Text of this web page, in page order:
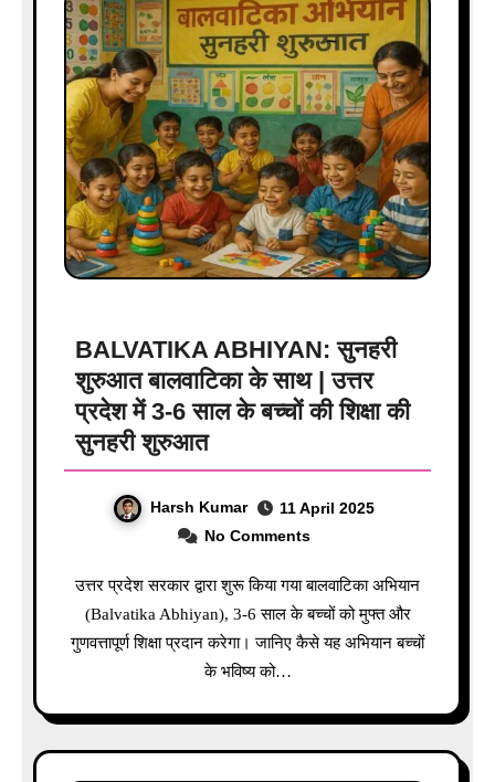
BALVATIKA ABHIYAN: सुनहरी
शुरुआत बालवाटिका के साथ | उत्तर
प्रदेश में 3-6 साल के बच्चों की शिक्षा की
सुनहरी शुरुआत
Harsh Kumar
11 April 2025
No Comments
उत्तर प्रदेश सरकार द्वारा शुरू किया गया बालवाटिका अभियान
(Balvatika Abhiyan), 3-6 साल के बच्चों को मुफ्त और
गुणवत्तापूर्ण शिक्षा प्रदान करेगा। जानिए कैसे यह अभियान बच्चों
के भविष्य को…